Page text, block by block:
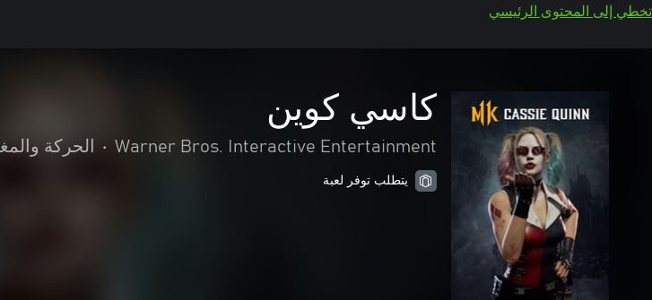
تخطي إلى المحتوى الرئيسي
كاسي كوين
Warner Bros. Interactive Entertainment
• الحركة
يتطلب توفر لعبة